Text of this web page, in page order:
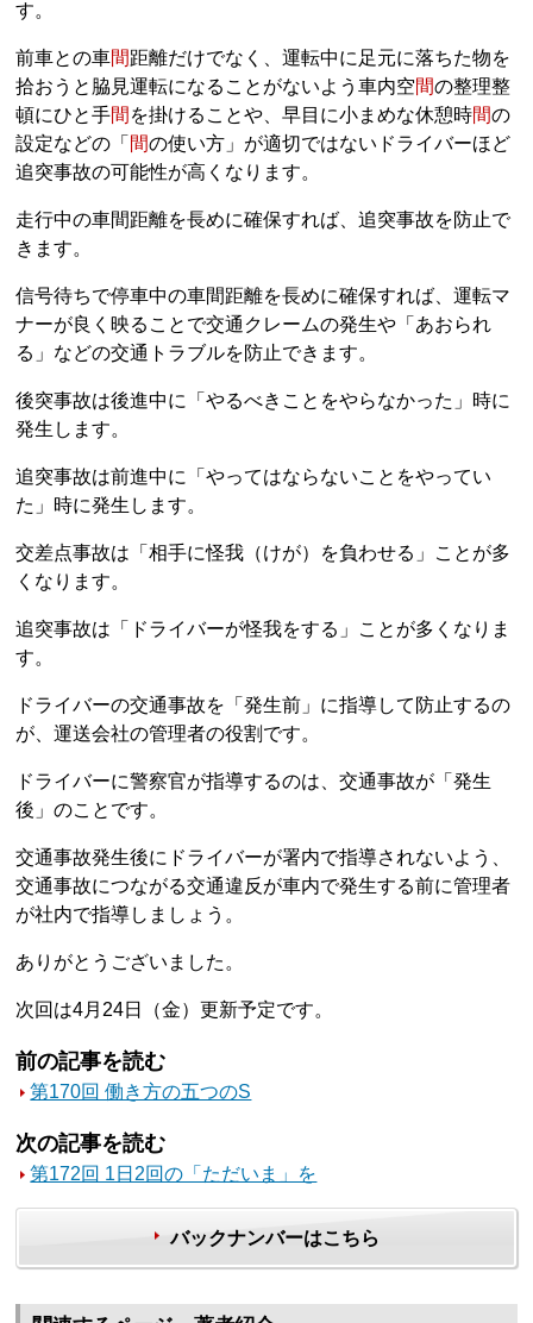
す。
前車との車間距離だけでなく、運転中に足元に落ちた物を
拾おうと脇見運転になることがないよう車内空間の整理整
頓にひと手間 を掛けることや、早目に小まめな休憩時間の
設定などの「 間の使い方」が適切ではないドライバーほど
追突事故の可能性が高くなります。
走行中の車間距離を長めに確保すれば、追突事故を防止で
きます。
信号待ちで停車中の車間距離を長めに確保すれば、運転マ
ナーが良く映ることで交通クレームの発生や「あおられ
る」などの交通トラブルを防止できます。
後突事故は後進中に「やるべきことをやらなかった」時に
発生します。
追突事故は前進中に「やってはならないことをやってい
た」時に発生します。
交差点事故は「相手に怪我（けが）を負わせる」ことが多
くなります。
追突事故は「ドライバーが怪我をする」ことが多くなりま
す。
ドライバーの交通事故を「発生前」に指導して防止するの
が、運送会社の管理者の役割です。
ドライバーに警察官が指導するのは、交通事故が「発生
後」のことです。
交通事故発生後にドライバーが署内で指導されないよう、
交通事故につながる交通違反が車内で発生する前に管理者
が社内で指導しましょう。
ありがとうございました。
次回は4月24日（金）更新予定です。
前の記事を読む
第170回 働き方の五つのS
次の記事を読む
第172回 1日2回の「ただいま」を
バックナンバーはこちら